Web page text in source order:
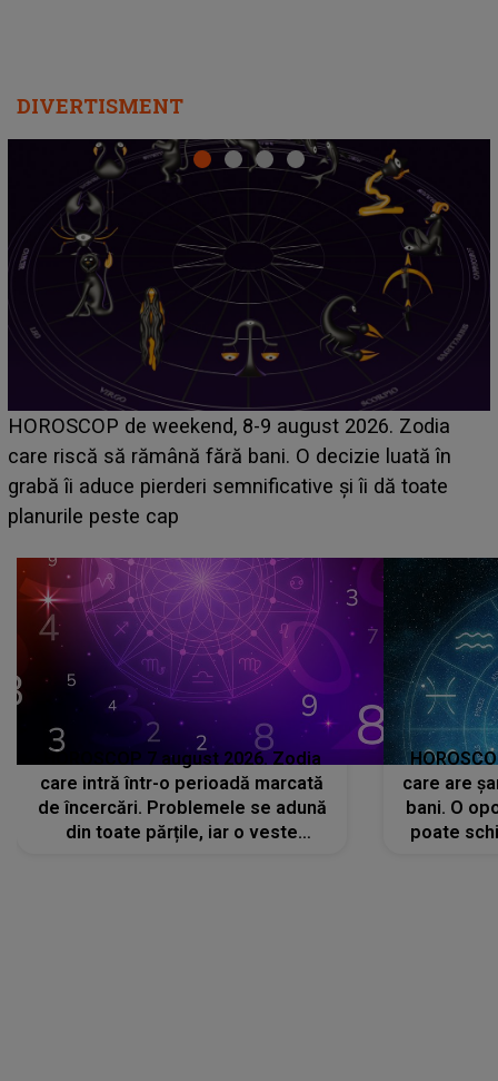
DIVERTISMENT
Emanuel a ținut ACEST DETALIU ASCUNS până
acum! În fața Alexandrei, concurentul din Casa Iubirii
face o MĂRTURISIRE NEAȘTEPTATĂ despre mama
sa: "I-am spus și ei în față, eu nu te iubesc pentru
HOROSCOP 7 august 2026. Zodia
care intră într-o perioadă marcată
de încercări. Problemele se adună
din toate părțile, iar o veste
care are
bani. O
poate